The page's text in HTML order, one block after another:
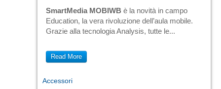
SmartMedia MOBIWB è la novità in campo
Education, la vera rivoluzione dell’aula mobile.
Grazie alla tecnologia Analysis, tutte le...
Read More
Accessori